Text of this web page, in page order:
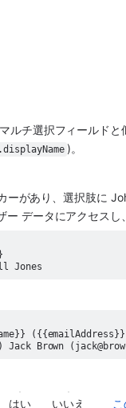
ルチ選択フィールド
.displayName )。
ーがあり、選択肢に
ー データにアクセスし
Jones
Jack Brown
はい いいえ